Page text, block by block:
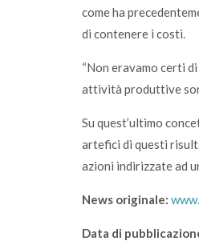
come ha
di contenere i costi.
“Non eravamo certi
attività produttive
Su quest’ultimo
artefici di questi
azioni indirizzate ad
News originale:
Data di